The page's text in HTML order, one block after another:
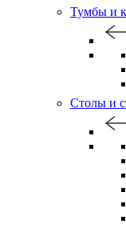
Тумбы и
Столы и